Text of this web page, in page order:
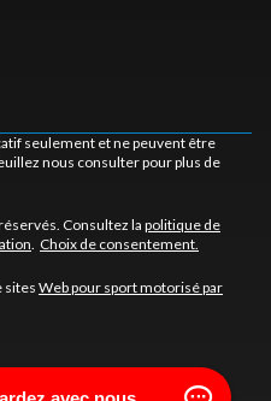
seulement et ne peuvent être
nous consulter pour plus de
Consultez la politique de
. Choix de consentement.
sitesWeb pour sport motorisé par